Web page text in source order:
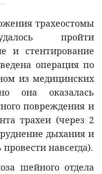
трахеостомы
пройти
и стентирование
операция по
из медицинских
она оказалась
повреждения и
трахеи (через 2
дыхания и
навсегда).
шейного отдела